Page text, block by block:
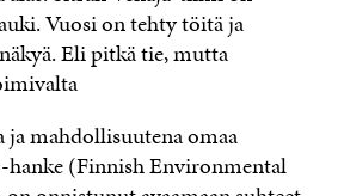
Vuosi on tehty töitä ja
Eli pitkä tie, mutta
ja mahdollisuutena omaa
hanke (Finnish Environmental